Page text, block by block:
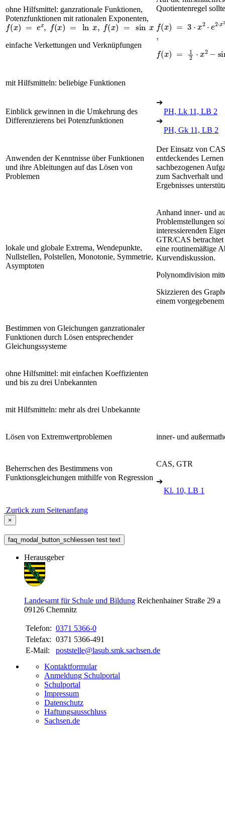
ohne Hilfsmittel: ganzrationale Funktionen,
Potenzfunktionen mit rationalen Exponenten,
fx = ex, fx = ln x, fx = sin x
einfache Verkettungen und Verknüpfungen
Quotientenregel
fx = 2· ·x -5,
,
fx = 2 sin2 +
mit Hilfsmitteln: beliebige Funktionen
Einblick gewinnen in die Umkehrung des
Differenzierens bei Potenzfunktionen
➔
PH, Lk 11, LB 2
➔
PH, Gk 11, LB 2
Anwenden der Kenntnisse über Funktionen
und ihre Ableitungen auf das Lösen von
Problemen
Der Einsatz von
entdeckendes
sachbezogenen
zum Sachverhalt
Ergebnisses
lokale und globale Extrema, Wendepunkte,
Nullstellen, Polstellen, Monotonie, Symmetrie,
Asymptoten
Anhand inner- und
Problemstellungen
interessierenden
GTR/CAS
eine routinemäßige
Kurvendiskussion.
Polynomdivision
Skizzieren des
einem
Bestimmen von Gleichungen ganzrationaler
Funktionen durch Lösen entsprechender
Gleichungssysteme
ohne Hilfsmittel: mit einfachen Koeffizienten
und bis zu drei Unbekannten
mit Hilfsmitteln: mehr als drei Unbekannte
Lösen von Extremwertproblemen inner- und
Beherrschen des Bestimmens von
Funktionsgleichungen mithilfe von Regression
CAS, GTR
➔
Kl. 10, LB 1
Zurück zum Seitenanfang
×
faq_modal_button_schliessen test text
Herausgeber
Landesamt für Schule und Bildung Reichenhainer Straße 29 a
09126 Chemnitz
Telefon: 0371 5366-0
Telefax: 0371 5366-491
E-Mail:
poststelle@lasub.smk.sachsen.de
Kontaktformular
Anmeldung Schulportal
Schulportal
Impressum
Datenschutz
Haftungsausschluss
Sachsen.de